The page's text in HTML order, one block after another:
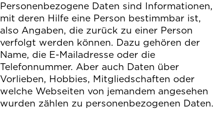
Personenbezogene Daten sind Informationen,
mit deren Hilfe eine Person bestimmbar ist,
also Angaben, die zurück zu einer Person
verfolgt werden können. Dazu gehören der
Name, die E-Mailadresse oder die
Telefonnummer. Aber auch Daten über
Vorlieben, Hobbies, Mitgliedschaften oder
welche Webseiten von jemandem angesehen
wurden zählen zu personenbezogenen Daten.